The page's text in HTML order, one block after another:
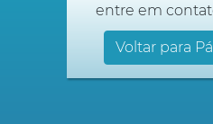
entre em
Voltar para